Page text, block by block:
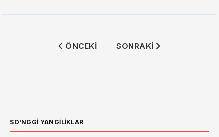
ÖNCEKI MAKALE: AQSH VA ERON
ÖNCEKI SONRAKI MAKALE:
SONRAKI
SO'NGGI YANGILIKLAR